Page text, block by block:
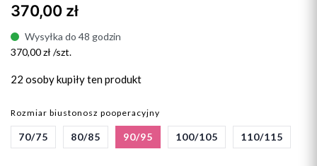
370,00 zł
Wysyłka do 48 godzin
370,00 zł /szt.
22 osobykupiły ten produkt
Rozmiar biustonosz pooperacyjny
70/75 80/85 90/95 100/105 110/115